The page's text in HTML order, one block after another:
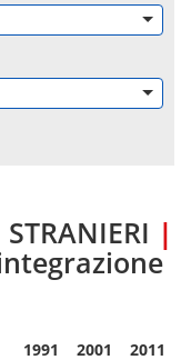
|
1991 2001 2011